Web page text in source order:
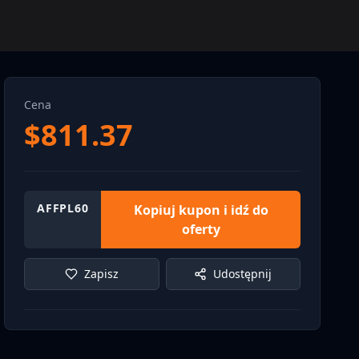
Cena
$811.37
AFFPL60
Kopiuj kupon i idź do
oferty
Zapisz Udostępnij